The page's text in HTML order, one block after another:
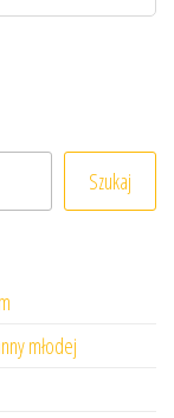
Szukaj
młodej